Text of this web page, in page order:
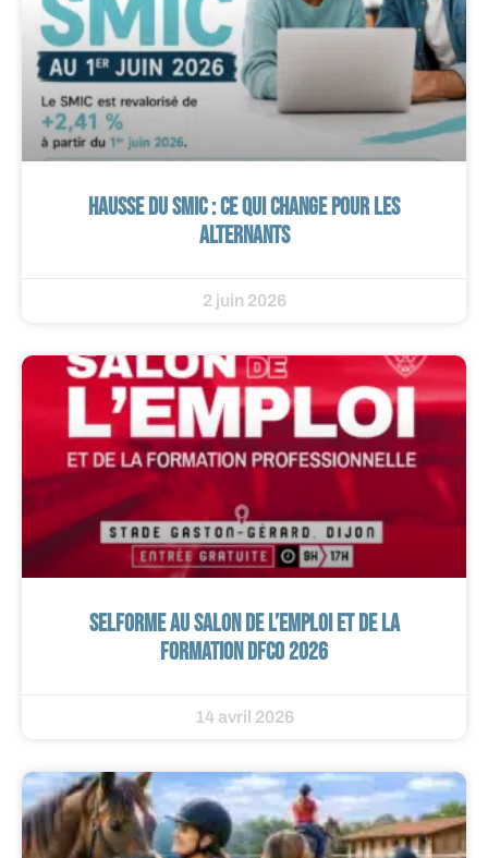
Hausse du SMIC : ce qui change pour les
alternants
2 juin 2026
SELFORME au Salon de l’Emploi et de la
Formation DFCO 2026
14 avril 2026